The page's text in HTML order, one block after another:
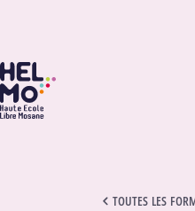
HELMo
TOUTES LES
UE 1IG02 :